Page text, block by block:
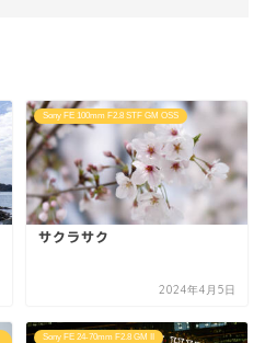
Sony FE 100mm F2.8 STF GM OSS
サクラサク
2024年4月5日
Sony FE 24-70mm F2.8 GM II